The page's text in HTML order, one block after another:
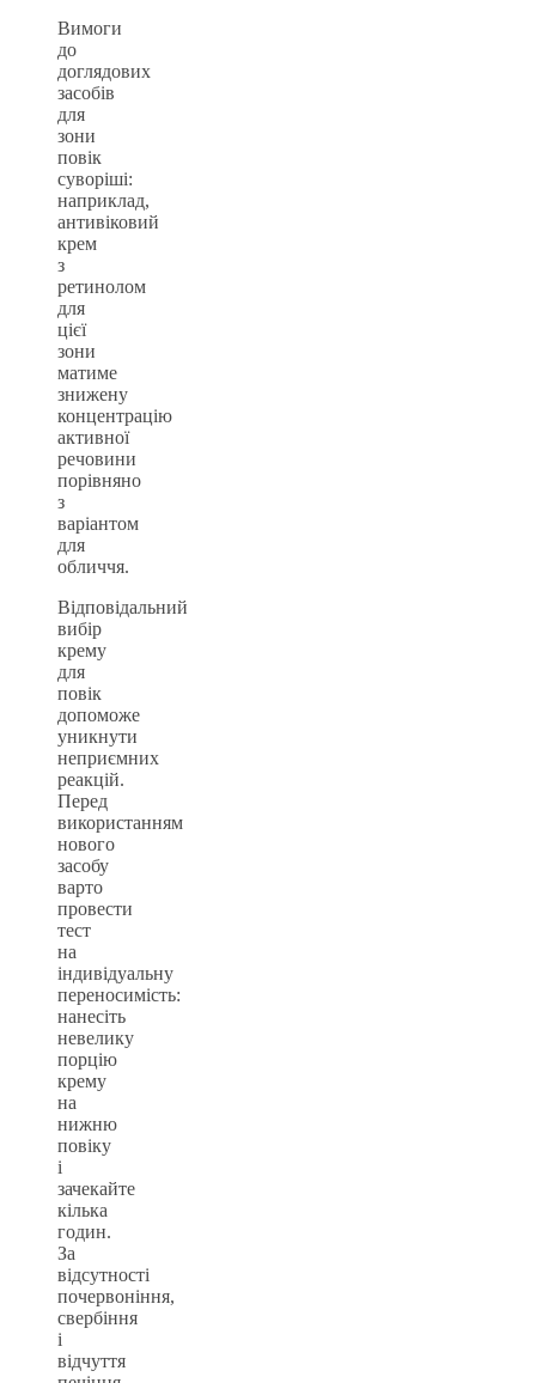
Вимоги
до
доглядових
засобів
для
зони
повік
суворіші:
наприклад,
антивіковий
крем
з
ретинолом
для
цієї
зони
матиме
знижену
концентрацію
активної
речовини
порівняно
з
варіантом
для
обличчя.
Відповідальний
вибір
крему
для
повік
допоможе
уникнути
неприємних
реакцій.
Перед
використанням
нового
засобу
варто
провести
тест
на
індивідуальну
переносимість:
нанесіть
невелику
порцію
крему
на
нижню
повіку
і
зачекайте
кілька
годин.
За
відсутності
почервоніння,
свербіння
і
відчуття